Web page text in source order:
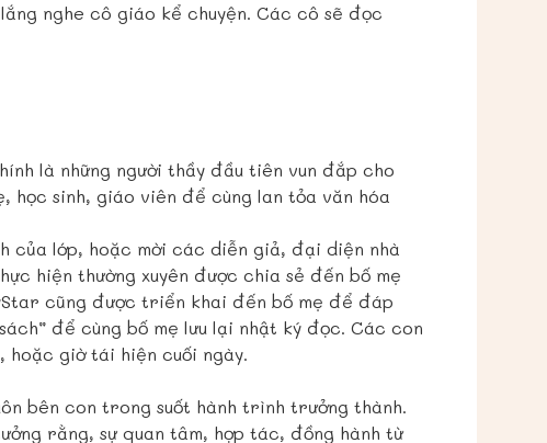
nghe cô giáo kể chuyện. Các cô sẽ đọc
là những người thầy đầu tiên vun đắp cho
sinh, giáo viên để cùng lan tỏa văn hóa
của lớp, hoặc mời các diễn giả, đại diện nhà
hiện thường xuyên được chia sẻ đến bố mẹ
cũng được triển khai đến bố mẹ để đáp
để cùng bố mẹ lưu lại nhật ký đọc. Các con
hoặc giờ tái hiện cuối ngày.
bên con trong suốt hành trình trưởng thành.
rằng, sự quan tâm, hợp tác, đồng hành từ